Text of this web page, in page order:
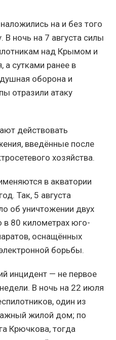
на и без того
ночь на 7 августа силы
над Крымом и
а сутками ранее в
оборона и
отразили атаку
действовать
введённые после
хозяйства.
в акватории
Так, 5 августа
об уничтожении двух
в 80 километрах юго-
оснащённых
борьбы.
инцидент — не первое
В ночь на 22 июля
один из
жилой дом; по
Крючкова, тогда